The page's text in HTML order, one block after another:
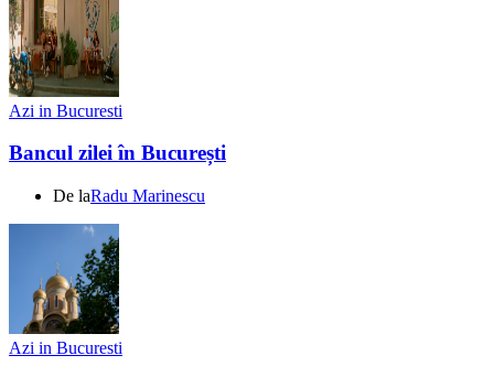
Azi in Bucuresti
Bancul zilei în București
De laRadu Marinescu
Azi in Bucuresti